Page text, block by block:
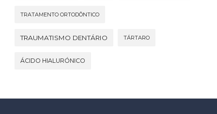
TRATAMENTO ORTODÔNTICO
TRAUMATISMO DENTÁRIO TÁRTARO
ÁCIDO HIALURÓNICO